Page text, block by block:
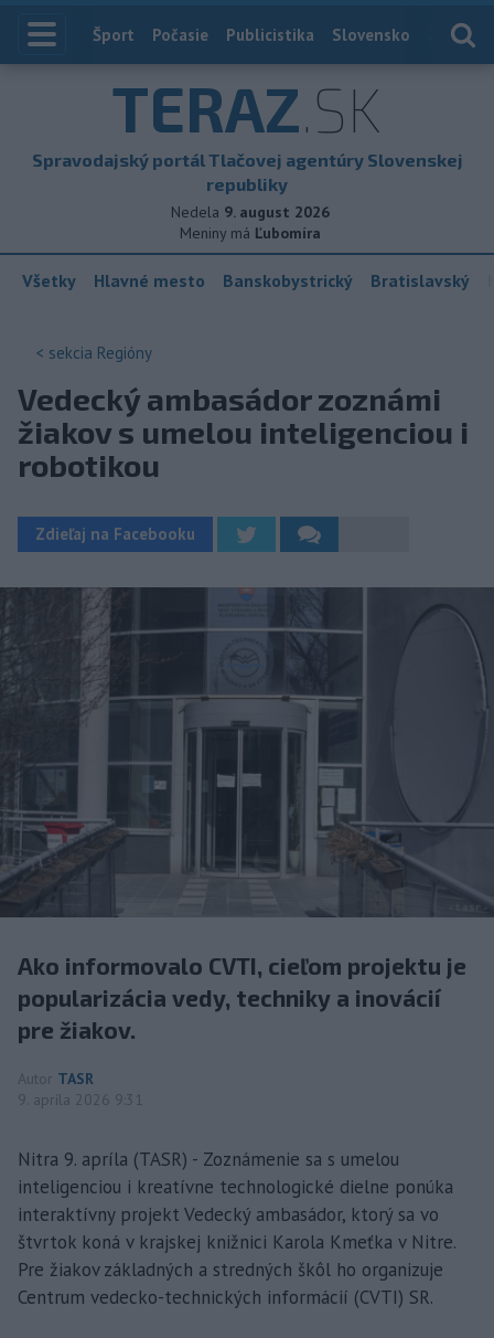
Index
Šport Počasie Publicistika Slovensko
TERAZ.SK
Spravodajský portál Tlačovej agentúry Slovenskej
republiky
Nedela 9. august 2026
Meniny má Ľubomíra
Všetky Hlavné mesto Banskobystrický Bratislavský
< sekcia Regióny
Vedecký ambasádor zoznámi
žiakov s umelou inteligenciou i
robotikou
Zdieľaj na Facebooku
Ako informovalo CVTI, cieľom projektu je
popularizácia vedy, techniky a inovácií
pre žiakov.
Autor TASR
9. apríla 2026 9:31
Nitra 9. apríla (TASR) - Zoznámenie sa s umelou
inteligenciou i kreatívne technologické dielne ponúka
interaktívny projekt Vedecký ambasádor, ktorý sa vo
štvrtok koná v krajskej knižnici Karola Kmeťka v Nitre.
Pre žiakov základných a stredných škôl ho organizuje
Centrum vedecko-technických informácií (CVTI) SR.